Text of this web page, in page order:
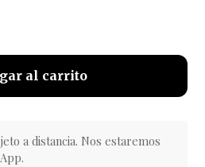
al carrito
a distancia. Nos estaremos